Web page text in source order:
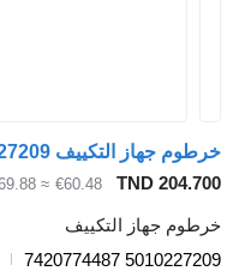
TND 204.700
€60.48
≈ $69.88
خرطوم جهاز التكييف
5010227209 7420774487